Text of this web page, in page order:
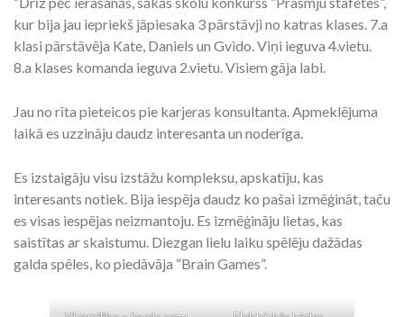
kur bija jau iepriekš jāpiesaka 3 pārstāvji no katras klases. 7.a
klasi pārstāvēja Kate, Daniels un Gvido. Viņi ieguva 4.vietu.
8.a klases komanda ieguva 2.vietu. Visiem gāja labi.
Jau no rīta pieteicos pie karjeras konsultanta. Apmeklējuma
laikā es uzzināju daudz interesanta un noderīga.
Es izstaigāju visu izstāžu kompleksu, apskatīju, kas
interesants notiek. Bija iespēja daudz ko pašai izmēģināt, taču
es visas iespējas neizmantoju. Es izmēģināju lietas, kas
saistītas ar skaistumu. Diezgan lielu laiku spēlēju dažādas
galda spēles, ko piedāvāja “Brain Games”.